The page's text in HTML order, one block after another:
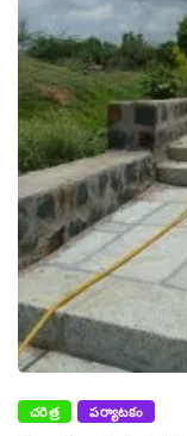
చరిత్ర పర్యాటకం